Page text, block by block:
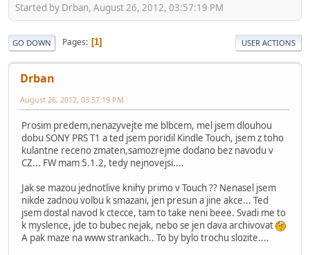
Started by Drban, August 26, 2012, 03:57:19 PM
GO DOWN Pages 1 USER ACTIONS
Drban
August 26, 2012, 03:57:19 PM
Prosim predem,nenazyvejte me blbcem, mel jsem dlouhou
dobu SONY PRS T1 a ted jsem poridil Kindle Touch, jsem z toho
kulantne receno zmaten,samozrejme dodano bez navodu v
CZ... FW mam 5.1.2, tedy nejnovejsi....
Jak se mazou jednotlive knihy primo v Touch ?? Nenasel jsem
nikde zadnou volbu k smazani, jen presun a jine akce... Ted
jsem dostal navod k ctecce, tam to take neni beee. Svadi me to
k myslence, jde to bubec nejak, nebo se jen dava archivovat
A pak maze na www strankach.. To by bylo trochu slozite....